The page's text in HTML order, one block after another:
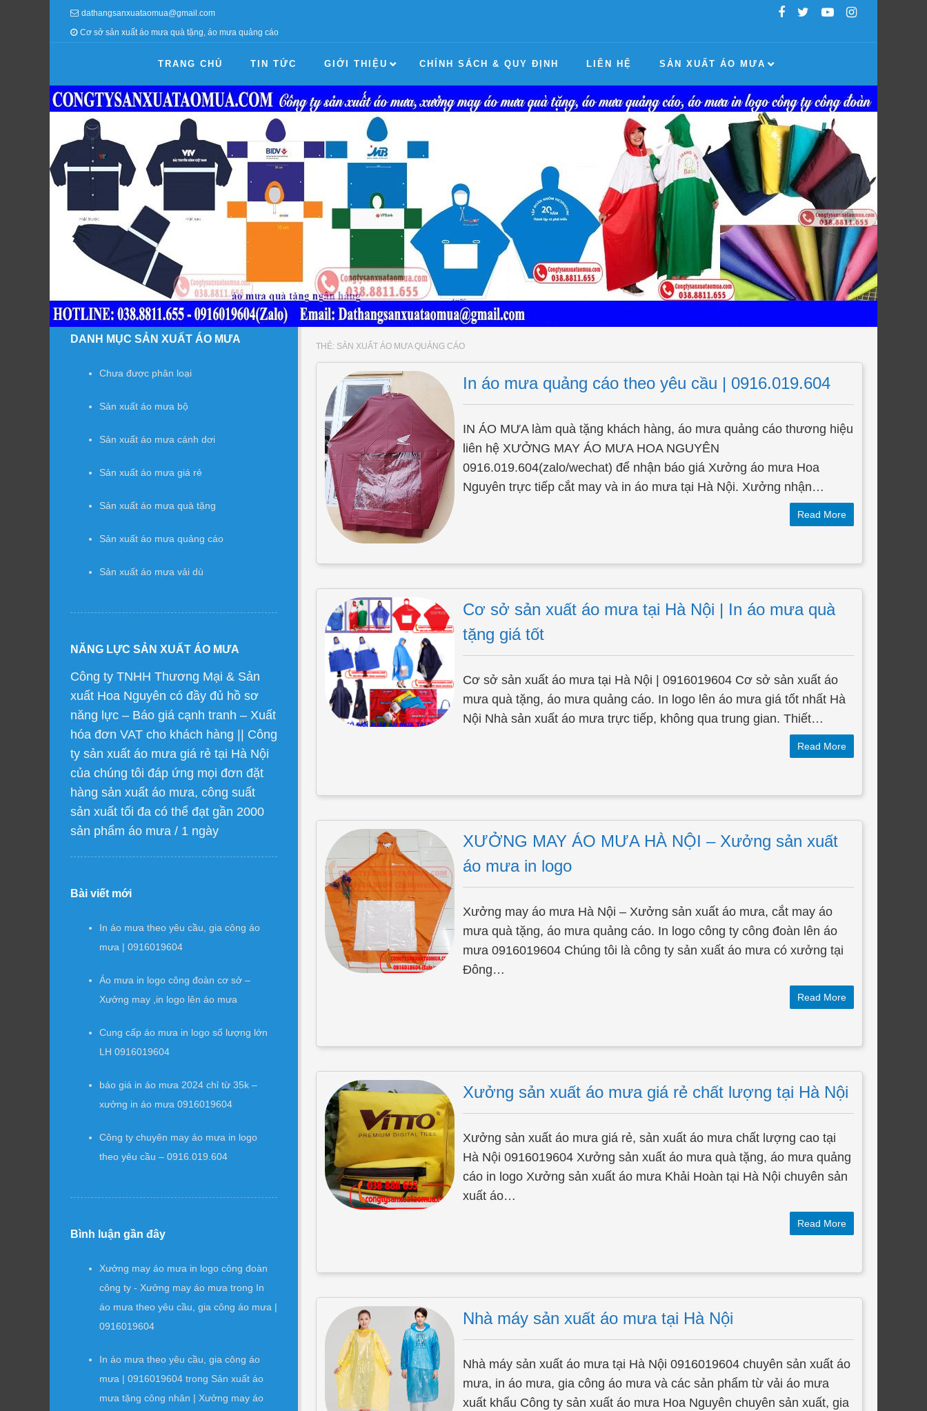
dathangsanxuataomua@gmail.com
Cơ sở sản xuất áo mưa quà tặng, áo mưa quảng cáo
TRANG CHỦ TIN TỨC GIỚI THIỆU CHÍNH SÁCH & QUY ĐỊNH LIÊN HỆ SẢN XUẤT ÁO MƯA
DANH MỤC SẢN XUẤT ÁO MƯA
Chưa được phân loại
Sản xuất áo mưa bộ
Sản xuất áo mưa cánh dơi
Sản xuất áo mưa giá rẻ
Sản xuất áo mưa quà tặng
Sản xuất áo mưa quảng cáo
Sản xuất áo mưa vải dù
NĂNG LỰC SẢN XUẤT ÁO MƯA
Công ty TNHH Thương Mại & Sản
xuất Hoa Nguyên có đầy đủ hồ sơ
năng lực – Báo giá cạnh tranh – Xuất
hóa đơn VAT cho khách hàng || Công
ty sản xuất áo mưa giá rẻ tại Hà Nội
của chúng tôi đáp ứng mọi đơn đặt
hàng sản xuất áo mưa, công suất
sản xuất tối đa có thể đạt gần 2000
sản phẩm áo mưa / 1 ngày
Bài viết mới
In áo mưa theo yêu cầu, gia công áo
mưa | 0916019604
Áo mưa in logo công đoàn cơ sở –
Xưởng may ,in logo lên áo mưa
Cung cấp áo mưa in logo số lượng lớn
LH 0916019604
báo giá in áo mưa 2024 chỉ từ 35k –
xưởng in áo mưa 0916019604
Công ty chuyên may áo mưa in logo
theo yêu cầu – 0916.019.604
Bình luận gần đây
Xưởng may áo mưa in logo công đoàn
công ty - Xưởng may áo mưa trong In
áo mưa theo yêu cầu, gia công áo mưa |
0916019604
In áo mưa theo yêu cầu, gia công áo
mưa | 0916019604 trong Sản xuất áo
mưa tặng công nhân | Xưởng may áo
THẺ: SẢN XUẤT ÁO MƯA QUẢNG CÁO
In áo mưa quảng cáo theo yêu cầu | 0916.019.604
IN ÁO MƯA làm quà tặng khách hàng, áo mưa quảng cáo thương hiệu
liên hệ XƯỞNG MAY ÁO MƯA HOA NGUYÊN
0916.019.604(zalo/wechat) để nhận báo giá Xưởng áo mưa Hoa
Nguyên trực tiếp cắt may và in áo mưa tại Hà Nội. Xưởng nhận…
Read More
Cơ sở sản xuất áo mưa tại Hà Nội | In áo mưa quà
tặng giá tốt
Cơ sở sản xuất áo mưa tại Hà Nội | 0916019604 Cơ sở sản xuất áo
mưa quà tặng, áo mưa quảng cáo. In logo lên áo mưa giá tốt nhất Hà
Nội Nhà sản xuất áo mưa trực tiếp, không qua trung gian. Thiết…
Read More
XƯỞNG MAY ÁO MƯA HÀ NỘI – Xưởng sản xuất
áo mưa in logo
Xưởng may áo mưa Hà Nội – Xưởng sản xuất áo mưa, cắt may áo
mưa quà tặng, áo mưa quảng cáo. In logo công ty công đoàn lên áo
mưa 0916019604 Chúng tôi là công ty sản xuất áo mưa có xưởng tại
Đông…
Read More
Xưởng sản xuất áo mưa giá rẻ chất lượng tại Hà Nội
Xưởng sản xuất áo mưa giá rẻ, sản xuất áo mưa chất lượng cao tại
Hà Nội 0916019604 Xưởng sản xuất áo mưa quà tặng, áo mưa quảng
cáo in logo Xưởng sản xuất áo mưa Khải Hoàn tại Hà Nội chuyên sản
xuất áo…
Read More
Nhà máy sản xuất áo mưa tại Hà Nội
Nhà máy sản xuất áo mưa tại Hà Nội 0916019604 chuyên sản xuất áo
mưa, in áo mưa, gia công áo mưa và các sản phẩm từ vải áo mưa
xuất khẩu Công ty sản xuất áo mưa Hoa Nguyên chuyên sản xuất, gia